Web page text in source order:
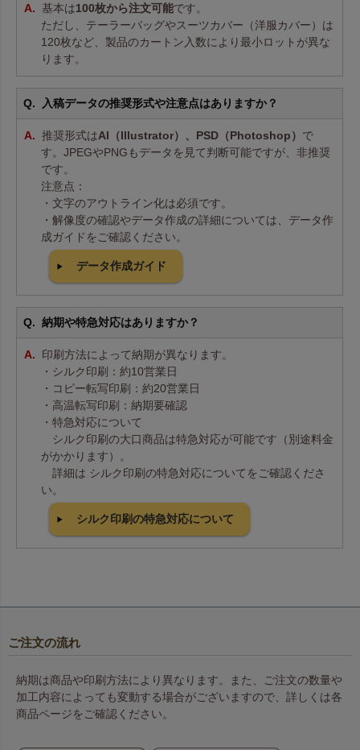
基本は100枚から注文可能です。
ただし、テーラーバッグやスーツカバー（洋服カバー）は
120枚など、製品のカートン入数により最小ロットが異な
ります。
入稿データの推奨形式や注意点はありますか？
推奨形式はAI（Illustrator）、PSD（Photoshop） で
す。JPEGやPNGもデータを見て判断可能ですが、非推奨
です。
注意点：
・文字のアウトライン化は必須です。
・解像度の確認やデータ作成の詳細については、データ作
成ガイドをご確認ください。
データ作成ガイド
納期や特急対応はありますか？
印刷方法によって納期が異なります。
・シルク印刷：約10営業日
・コピー転写印刷：約20営業日
・高温転写印刷：納期要確認
・特急対応について
シルク印刷の大口商品は特急対応が可能です（別途料金
がかかります）。
詳細は シルク印刷の特急対応についてをご確認くださ
い。
シルク印刷の特急対応について
ご注文の流れ
納期は商品や印刷方法により異なります。また、ご注文の数量や
加工内容によっても変動する場合がございますので、詳しくは各
商品ページをご確認ください。